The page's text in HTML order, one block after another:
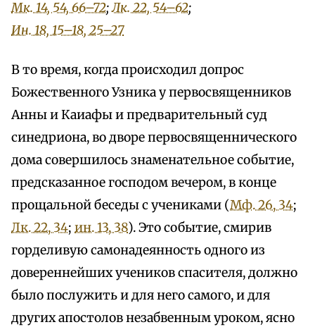
Мк. 14, 54, 66–72;Лк. 22, 54–62;
Ин. 18, 15–18, 25–27
В то время, когда происходил допрос
Божественного Узника у первосвященников
Анны и Каиафы и предварительный суд
синедриона, во дворе первосвященнического
дома совершилось знаменательное событие,
предсказанное господом вечером, в конце
прощальной беседы с учениками (Мф. 26, 34;
Лк. 22, 34; ин. 13, 38). Это событие, смирив
горделивую самонадеянность одного из
довереннейших учеников спасителя, должно
было послужить и для него самого, и для
других апостолов незабвенным уроком, ясно